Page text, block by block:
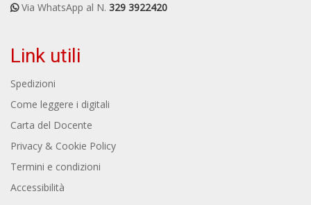
Via WhatsApp al N. 329 3922420
Link utili
Spedizioni
Come leggere i digitali
Carta del Docente
Privacy & Cookie Policy
Termini e condizioni
Accessibilità